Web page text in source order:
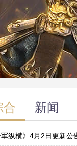
合 新闻
纵横》4月2日更新公